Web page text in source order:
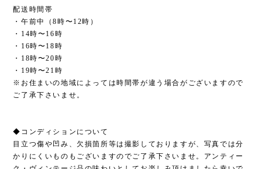
配送時間帯
・午前中（8時〜12時）
・14時〜16時
・16時〜18時
・18時〜20時
・19時〜21時
※お住まいの地域によっては時間帯が違う場合がございますので
ご了承下さいませ。
◆コンディションについて
目立つ傷や凹み、欠損箇所等は撮影しておりますが、写真では分
かりにくいものもございますのでご了承下さいませ。アンティー